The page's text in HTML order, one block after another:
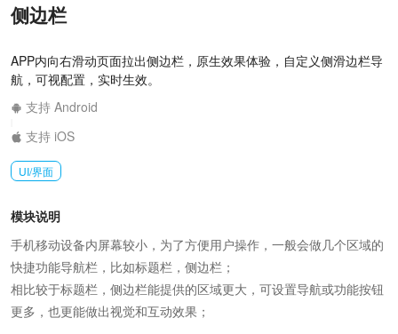
侧边栏
APP内向右滑动页面拉出侧边栏，原生效果体验，自定义侧滑边栏导
航，可视配置，实时生效。
支持 Android
支持 iOS
UI/界面
模块说明
手机移动设备内屏幕较小，为了方便用户操作，一般会做几个区域的
快捷功能导航栏，比如标题栏，侧边栏；
相比较于标题栏，侧边栏能提供的区域更大，可设置导航或功能按钮
更多，也更能做出视觉和互动效果；